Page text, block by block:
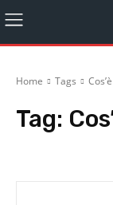
Home Tags
Tag: